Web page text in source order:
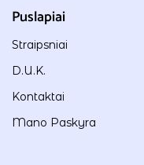
Puslapiai
Straipsniai
D.U.K.
Kontaktai
Mano Paskyra